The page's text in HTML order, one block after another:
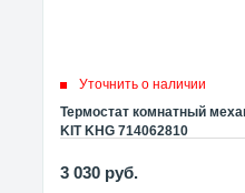
Уточнить о наличии
Термостат комнатный
KIT KHG 714062810
3 030 руб.